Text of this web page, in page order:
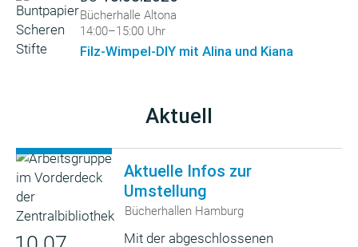
Bücherhalle Altona
14:00–15:00 Uhr
Filz-Wimpel-DIY mit Alina und Kiana
Aktuell
Aktuelle Infos zur
Umstellung
Bücherhallen Hamburg
Mit der abgeschlossenen